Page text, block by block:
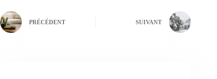
PRÉCÉDENT SUIVANT